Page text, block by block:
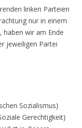
linken Parteien
nur in einem
haben wir am Ende
jeweiligen Partei
Sozialismus)
Gerechtigkeit)